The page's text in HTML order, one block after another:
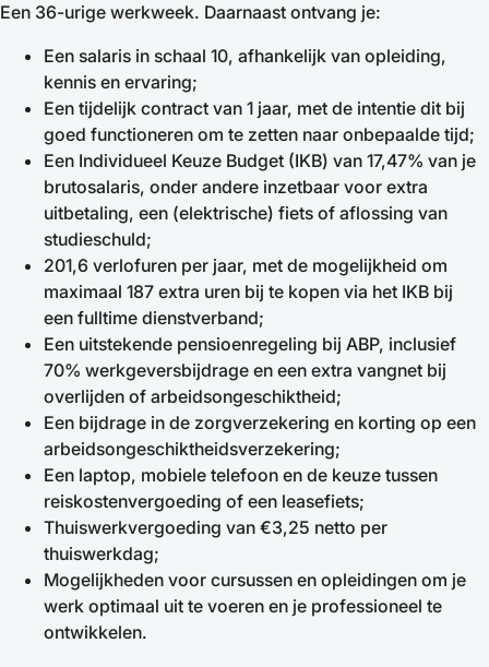
Een 36-urige werkweek. Daarnaast ontvang je:
Een salaris in schaal 10, afhankelijk van opleiding,
kennis en ervaring;
Een tijdelijk contract van 1 jaar, met de intentie dit bij
goed functioneren om te zetten naar onbepaalde tijd;
Een Individueel Keuze Budget (IKB) van 17,47% van je
brutosalaris, onder andere inzetbaar voor extra
uitbetaling, een (elektrische) fiets of aflossing van
studieschuld;
201,6 verlofuren per jaar, met de mogelijkheid om
maximaal 187 extra uren bij te kopen via het IKB bij
een fulltime dienstverband;
Een uitstekende pensioenregeling bij ABP, inclusief
70% werkgeversbijdrage en een extra vangnet bij
overlijden of arbeidsongeschiktheid;
Een bijdrage in de zorgverzekering en korting op een
arbeidsongeschiktheidsverzekering;
Een laptop, mobiele telefoon en de keuze tussen
reiskostenvergoeding of een leasefiets;
Thuiswerkvergoeding van €3,25 netto per
thuiswerkdag;
Mogelijkheden voor cursussen en opleidingen om je
werk optimaal uit te voeren en je professioneel te
ontwikkelen.